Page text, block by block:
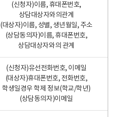
(신청자)이름, 휴대폰번호,
상담대상자와의관계
(대상자)이름, 성별, 생년월일, 주소
(상담동의자)이름, 휴대폰번호,
상담대상자와의 관계
(신청자)유선전화번호, 이메일
(대상자)휴대폰번호, 전화번호,
학생일경우 학제 정보(학교/학년)
(상담동의자)이메일